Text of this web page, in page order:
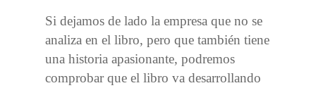
Si dejamos de lado la empresa que no se
analiza en el libro, pero que también tiene
una historia apasionante, podremos
comprobar que el libro va desarrollando